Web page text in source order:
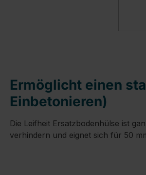
Ermöglicht einen
Einbetonieren)
Die Leifheit Ersatzbodenhülse ist
verhindern und eignet sich für 50